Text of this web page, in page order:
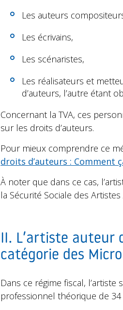
Les auteurs
Les écrivains,
Les scénaristes,
Les réalisateurs et
d’auteurs, l’autre étant
Concernant la TVA, ces
sur les droits d’auteurs.
Pour mieux comprendre ce
droits d’auteurs : Comment
À noter que dans ce cas,
la Sécurité Sociale des
II. L’artiste auteur
catégorie des Micro
Dans ce régime fiscal,
professionnel théorique de 34